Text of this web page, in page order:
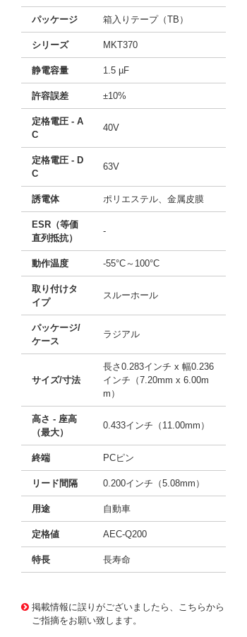
パッケージ 箱入りテープ（TB）
シリーズ MKT370
静電容量 1.5 µF
許容誤差 ±10%
定格電圧 - A
C
40V
定格電圧 - D
C
63V
誘電体 ポリエステル、金属皮膜
ESR（等価
直列抵抗）
-
動作温度 -55°C～100°C
取り付けタ
イプ
スルーホール
パッケージ/
ケース
ラジアル
サイズ/寸法
長さ0.283インチ x 幅0.236
インチ（7.20mm x 6.00m
m）
高さ - 座高
（最大）
0.433インチ（11.00mm）
終端 PCピン
リード間隔 0.200インチ（5.08mm）
用途 自動車
定格値 AEC-Q200
特長 長寿命
掲載情報に誤りがございましたら、こちらから
ご指摘をお願い致します。